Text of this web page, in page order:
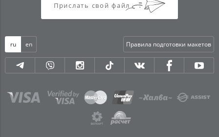
Прислать свой файл
ru en Правила подготовки макетов